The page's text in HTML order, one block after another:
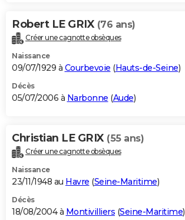
Robert LE GRIX (76 ans)
Créer une cagnotte obsèques
Naissance
09/07/1929 à Courbevoie (Hauts-de-Seine)
Décès
05/07/2006 à Narbonne (Aude)
Christian LE GRIX (55 ans)
Créer une cagnotte obsèques
Naissance
23/11/1948 au Havre (Seine-Maritime)
Décès
18/08/2004 à Montivilliers (Seine-Maritime)